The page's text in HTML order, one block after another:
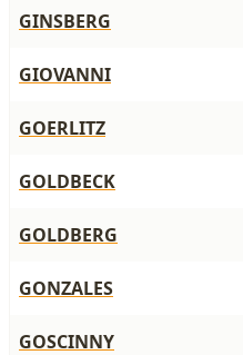
GINSBERG
GIOVANNI
GOERLITZ
GOLDBECK
GOLDBERG
GONZALES
GOSCINNY